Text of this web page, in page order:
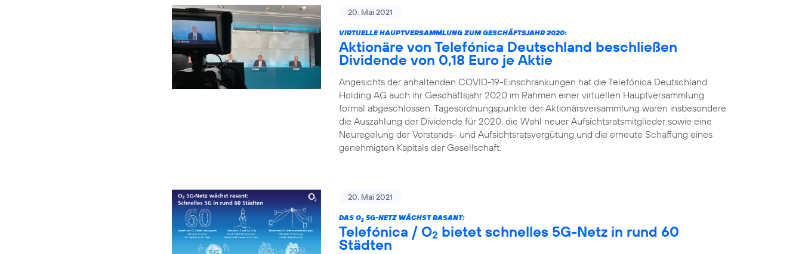
20. Mai 2021
VIRTUELLE HAUPTVERSAMMLUNG ZUM GESCHÄFTSJAHR 2020:
Aktionäre von Telefónica Deutschland beschließen
Dividende von 0,18 Euro je Aktie
Angesichts der anhaltenden COVID-19-Einschränkungen hat die Telefónica Deutschland
Holding AG auch ihr Geschäftsjahr 2020 im Rahmen einer virtuellen Hauptversammlung
formal abgeschlossen. Tagesordnungspunkte der Aktionärsversammlung waren insbesondere
die Auszahlung der Dividende für 2020, die Wahl neuer Aufsichtsratsmitglieder sowie eine
Neuregelung der Vorstands- und Aufsichtsratsvergütung und die erneute Schaffung eines
genehmigten Kapitals der Gesellschaft.
20. Mai 2021
DAS O2 5G-NETZ WÄCHST RASANT:
Telefónica / O2 bietet schnelles 5G-Netz in rund 60
Städten